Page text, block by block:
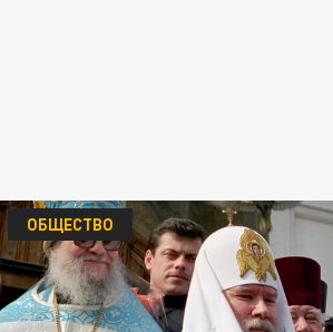
ОБЩЕСТВО